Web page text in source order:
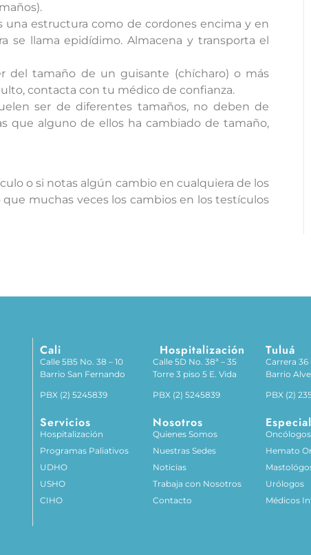
estructura como de cordones encima y en
se llama epidídimo. Almacena y transporta el
del tamaño de un guisante (chícharo) o más
contacta con tu médico de confianza.
ser de diferentes tamaños, no deben de
que alguno de ellos ha cambiado de tamaño,
o si notas algún cambio en cualquiera de los
muchas veces los cambios en los testículos
Cali
Calle 5B5 No. 38 – 10
Barrio San Fernando
PBX (2) 5245839
Servicios
Hospitalización
Programas Paliativos
UDHO
USHO
CIHO
Hospitalización
Calle 5D No. 38ª – 35
Torre 3 piso 5 E. Vida
PBX (2) 5245839
Nosotros
Quienes Somos
Nuestras Sedes
Noticias
Trabaja con Nosotros
Contacto
Tuluá
Carrera 36
Barrio
PBX (2)
Oncólogos
Hemato
Urólogos
Médicos